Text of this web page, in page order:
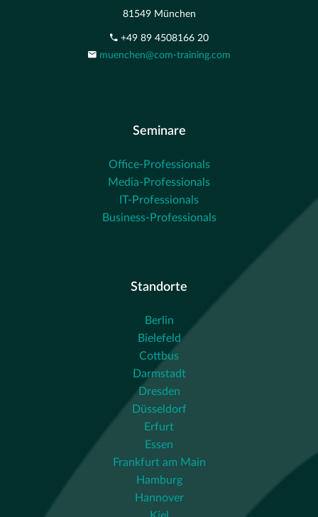
81549 München
+49 89 4508166 20
muenchen@com-training.com
Seminare
Office-Professionals
Media-Professionals
IT-Professionals
Business-Professionals
Standorte
Berlin
Bielefeld
Cottbus
Darmstadt
Dresden
Düsseldorf
Erfurt
Essen
Frankfurt am Main
Hamburg
Hannover